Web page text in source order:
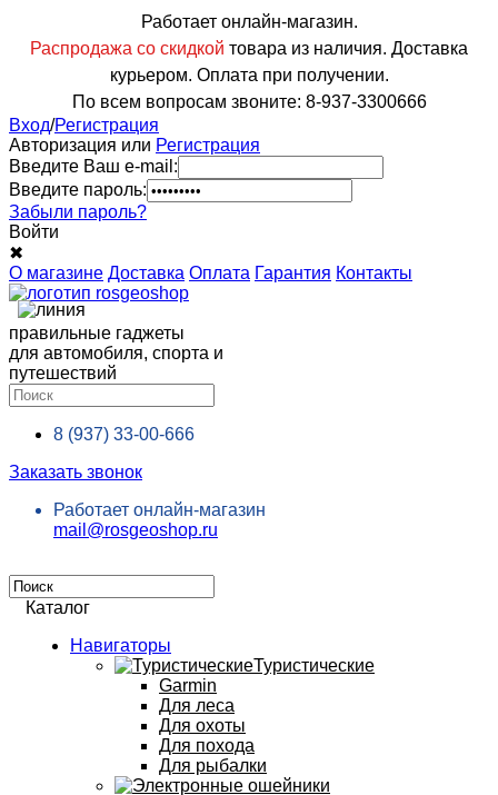
Работает онлайн-магазин.
Распродажа со скидкой товара из наличия. Доставка
курьером. Оплата при получении.
По всем вопросам звоните: 8-937-3300666
Вход/Регистрация
Авторизация или Регистрация
Введите Ваш e-mail:
Введите пароль:
Забыли пароль?
Войти
✖
О магазине Доставка Оплата Гарантия Контакты
правильные гаджеты
для автомобиля, спорта и
путешествий
8 (937) 33-00-666
Заказать звонок
Работает онлайн-магазин
mail@rosgeoshop.ru
Каталог
Навигаторы
Туристические
Garmin
Для леса
Для охоты
Для похода
Для рыбалки